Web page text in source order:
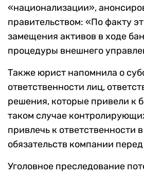
«национализации»,
правительством: «По факту
замещения активов в ходе
процедуры внешнего
Также юрист напомнила о
ответственности лиц,
решения, которые привели к
таком случае
привлечь к ответственности
обязательств компании
Уголовное преследование